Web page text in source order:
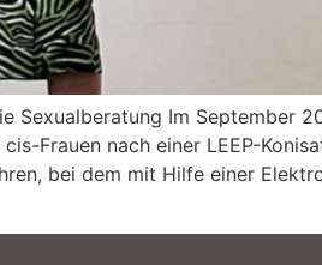
Sexualberatung Im September
Frauen nach einer LEEP-
bei dem mit Hilfe einer